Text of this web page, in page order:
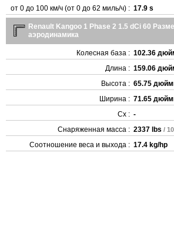
от 0 до 100 км/ч (от 0 до 62 миль/ч) : 17.9 s
Renault Kangoo 1 Phase 2 1.5 dCi 60
аэродинамика
Колесная база : 102.36
Длина : 159.06
Высота : 65.75
Ширина : 71.65
Cx : -
Снаряженная масса : 2337 lbs /
Соотношение веса и выхода : 17.4 kg/hp